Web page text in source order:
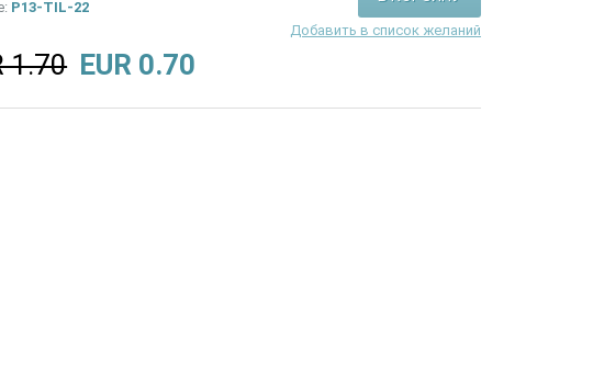
P13-TIL-22
1.70 EUR 0.70
Добавить в список желаний